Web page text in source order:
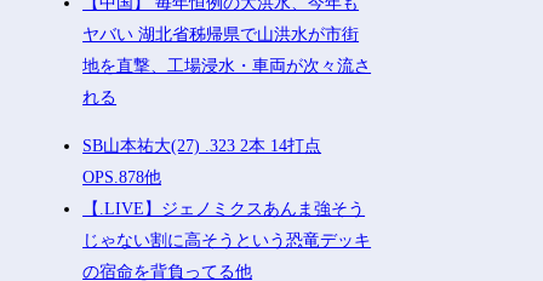
ヤバい 湖北省秭帰県で山洪水が市街
地を直撃、工場浸水・車両が次々流さ
れる
SB山本祐大(27) .323 2本 14打点
OPS.878他
【.LIVE】ジェノミクスあんま強そう
じゃない割に高そうという恐竜デッキ
の宿命を背負ってる他